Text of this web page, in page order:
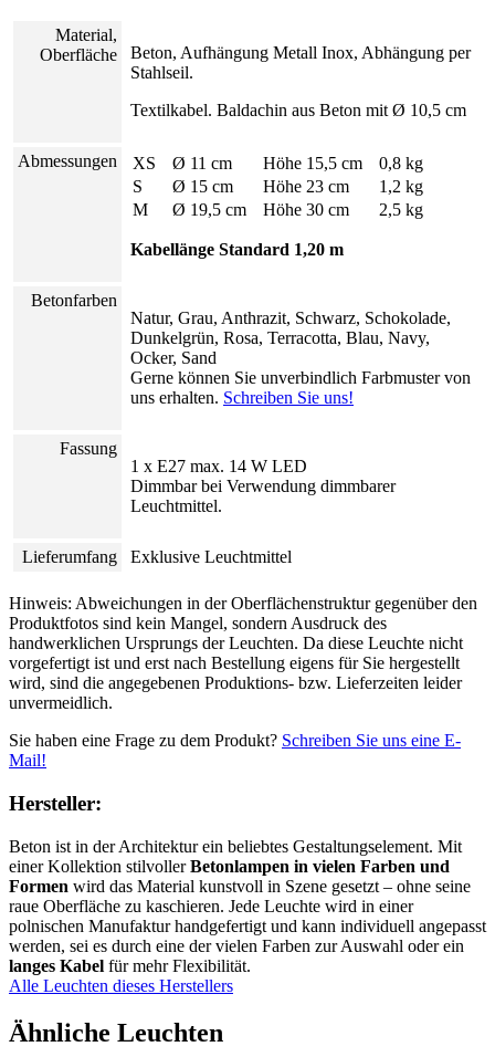
Material,
Oberfläche
Beton, Aufhängung Metall Inox, Abhängung per
Stahlseil.
Textilkabel. Baldachin aus Beton mit Ø 10,5 cm
Abmessungen XS Ø 11 cm Höhe 15,5 cm
0,8 kg
S
Ø 15 cm Höhe 23 cm
1,2 kg
M
Ø 19,5 cm Höhe 30 cm 2,5 kg
Kabellänge Standard 1,20 m
Betonfarben
Natur, Grau, Anthrazit, Schwarz, Schokolade,
Dunkelgrün, Rosa, Terracotta, Blau, Navy,
Ocker, Sand
Gerne können Sie unverbindlich Farbmuster von
uns erhalten. Schreiben Sie uns!
Fassung
1 x E27 max. 14 W LED
Dimmbar bei Verwendung dimmbarer
Leuchtmittel.
Lieferumfang Exklusive Leuchtmittel
Hinweis: Abweichungen in der Oberflächenstruktur gegenüber den
Produktfotos sind kein Mangel, sondern Ausdruck des
handwerklichen Ursprungs der Leuchten. Da diese Leuchte nicht
vorgefertigt ist und erst nach Bestellung eigens für Sie hergestellt
wird, sind die angegebenen Produktions- bzw. Lieferzeiten leider
unvermeidlich.
Sie haben eine Frage zu dem Produkt? Schreiben Sie uns eine E-
Mail!
Hersteller:
Beton ist in der Architektur ein beliebtes Gestaltungselement. Mit
einer Kollektion stilvollerBetonlampen in vielen Farben und
Formen wird das Material kunstvoll in Szene gesetzt – ohne seine
raue Oberfläche zu kaschieren. Jede Leuchte wird in einer
polnischen Manufaktur handgefertigt und kann individuell angepasst
werden, sei es durch eine der vielen Farben zur Auswahl oder ein
langes Kabel für mehr Flexibilität.
Alle Leuchten dieses Herstellers
Ähnliche Leuchten